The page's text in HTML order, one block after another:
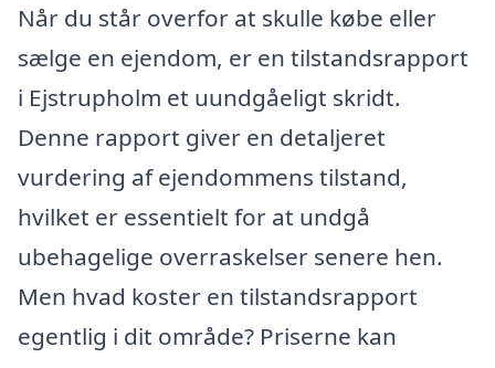
Når du står overfor at skulle købe eller
sælge en ejendom, er en tilstandsrapport
i Ejstrupholm et uundgåeligt skridt.
Denne rapport giver en detaljeret
vurdering af ejendommens tilstand,
hvilket er essentielt for at undgå
ubehagelige overraskelser senere hen.
Men hvad koster en tilstandsrapport
egentlig i dit område? Priserne kan